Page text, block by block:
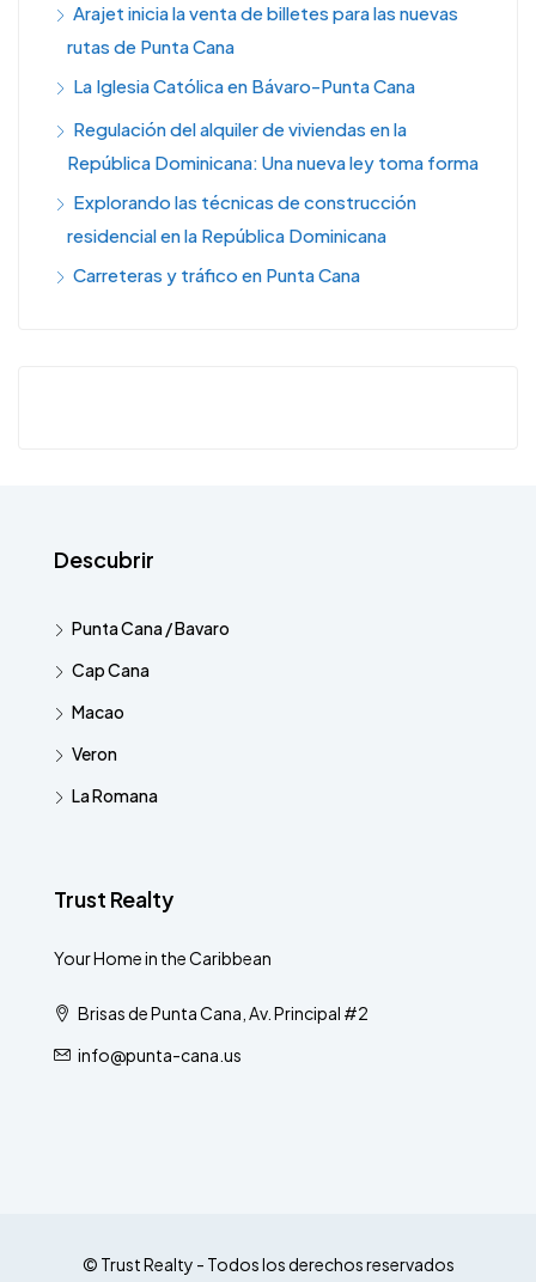
Arajet inicia la venta de billetes para las nuevas
rutas de Punta Cana
La Iglesia Católica en Bávaro-Punta Cana
Regulación del alquiler de viviendas en la
República Dominicana: Una nueva ley toma forma
Explorando las técnicas de construcción
residencial en la República Dominicana
Carreteras y tráfico en Punta Cana
Descubrir
Punta Cana / Bavaro
Cap Cana
Macao
Veron
La Romana
Trust Realty
Your Home in the Caribbean
Brisas de Punta Cana, Av. Principal #2
info@punta-cana.us
© Trust Realty - Todos los derechos reservados